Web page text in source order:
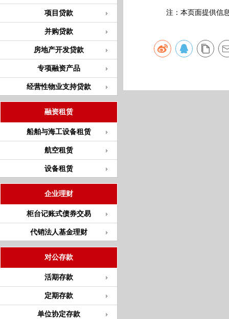
项目贷款
并购贷款
房地产开发贷款
专项融资产品
经营性物业支持贷款
融资租赁
船舶与海工设备租赁
航空租赁
设备租赁
企业理财
柜台记账式债券交易
代销法人基金理财
对公存款
活期存款
定期存款
单位协定存款
注：本页面提供信息